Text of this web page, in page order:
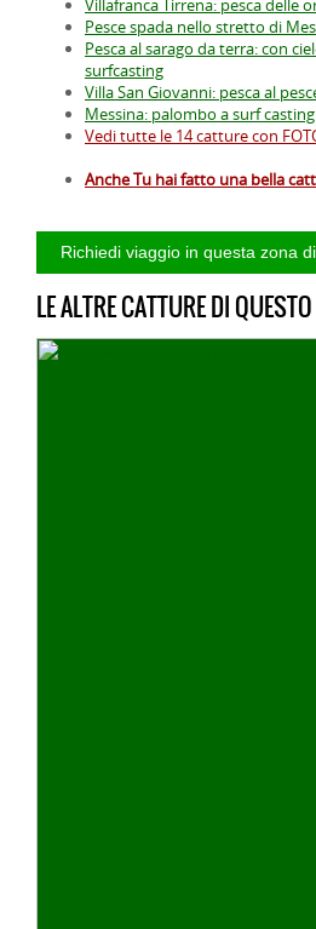
Villafranca Tirrena: pesca delle
Pesce spada nello stretto di
Pesca al sarago da terra: con
surfcasting
Villa San Giovanni: pesca al
Messina: palombo a surf casting
Vedi tutte le 14 catture con
Anche Tu hai fatto una bella
LE ALTRE CATTURE DI